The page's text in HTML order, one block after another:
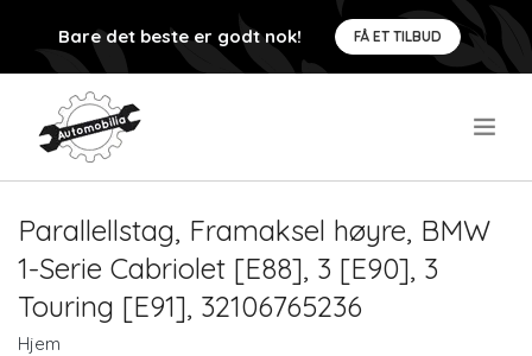
Bare det beste er godt nok! FÅ ET TILBUD
Parallellstag, Framaksel høyre, BMW
1-Serie Cabriolet [E88], 3 [E90], 3
Touring [E91], 32106765236
Hjem